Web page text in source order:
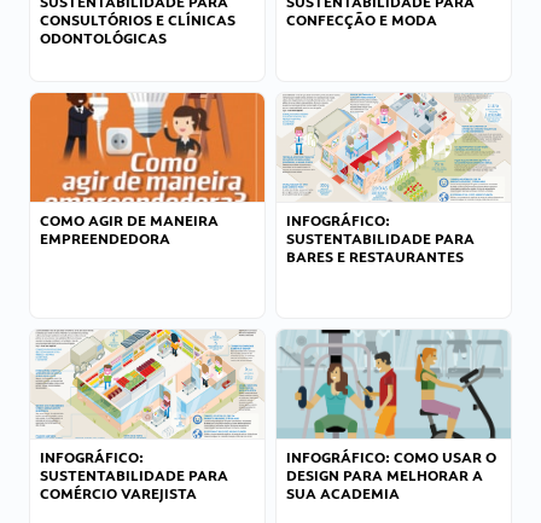
CONSULTÓRIOS E CLÍNICAS
ODONTOLÓGICAS
CONFECÇÃO E MODA
COMO AGIR DE MANEIRA
EMPREENDEDORA
INFOGRÁFICO:
SUSTENTABILIDADE PARA
BARES E RESTAURANTES
INFOGRÁFICO:
SUSTENTABILIDADE PARA
COMÉRCIO VAREJISTA
INFOGRÁFICO: COMO USAR O
DESIGN PARA MELHORAR A
SUA ACADEMIA